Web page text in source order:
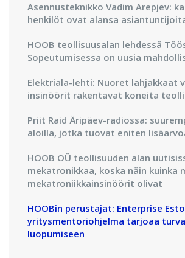
Asennusteknikko Vadim Arepjev:
henkilöt ovat alansa
HOOB teollisuusalan lehdessä
Sopeutumisessa on uusia
Elektriala-lehti: Nuoret lahjakkaat
insinöörit rakentavat koneita
Priit Raid Äripäev-radiossa:
aloilla, jotka tuovat eniten
HOOB OÜ teollisuuden alan
mekatronikkaa, koska näin kuinka
mekatroniikkainsinöörit olivat
HOOBin perustajat: Enterprise
yritysmentoriohjelma tarjoaa
luopumiseen